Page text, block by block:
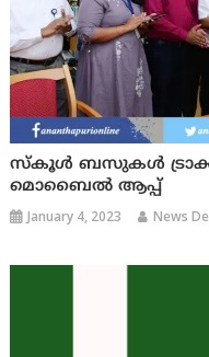
സ്കൂള്‍ ബസുകള്‍ ട്രാക്ക്
മൊബൈല്‍ ആപ്പ്
January 4, 2023 News